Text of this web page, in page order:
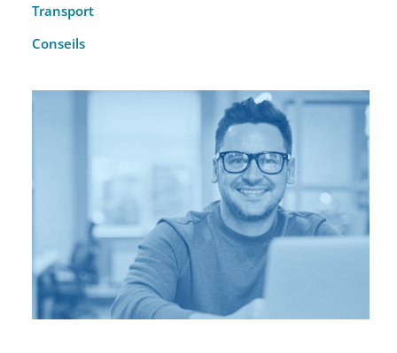
Transport
Conseils